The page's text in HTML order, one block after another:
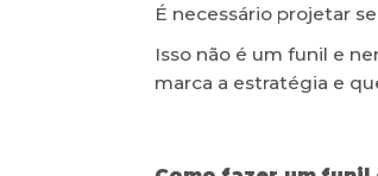
É necessário projetar
Isso não é um funil e
marca a estratégia e